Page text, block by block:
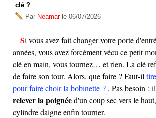
clé ?
Par Neamarle 06/07/2026
Si vous avez fait changer votre porte d'entrée ces dernières
années, vous avez forcément vécu ce petit
clé en main, vous tournez… et rien. La clé
de faire son tour. Alors, que faire ? Faut-il
pour faire choir la bobinette ? . Pas besoin :
relever la poignéed'un coup sec vers le
cylindre daigne enfin tourner.